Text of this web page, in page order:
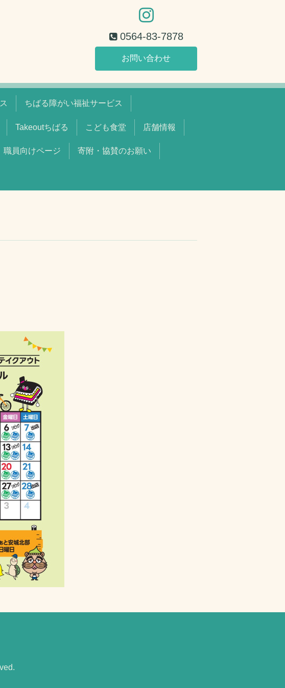
0564-83-7878
お問い合わせ
ちばる障がい福祉サービス
Takeoutちばる こども食堂 店舗情報
職員向けページ 寄附・協賛のお願い